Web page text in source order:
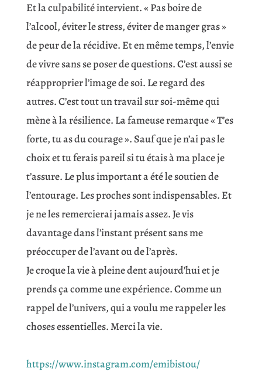
Et la culpabilité intervient. « Pas boire de
l’alcool, éviter le stress, éviter de manger gras »
de peur de la récidive. Et en même temps, l’envie
de vivre sans se poser de questions. C’est aussi se
réapproprier l’image de soi. Le regard des
autres. C’est tout un travail sur soi-même qui
mène à la résilience. La fameuse remarque « T’es
forte, tu as du courage ». Sauf que je n’ai pas le
choix et tu ferais pareil si tu étais à ma place je
t’assure. Le plus important a été le soutien de
l’entourage. Les proches sont indispensables. Et
je ne les remercierai jamais assez. Je vis
davantage dans l’instant présent sans me
préoccuper de l’avant ou de l’après.
Je croque la vie à pleine dent aujourd’hui et je
prends ça comme une expérience. Comme un
rappel de l’univers, qui a voulu me rappeler les
choses essentielles. Merci la vie.
https://www.instagram.com/emibistou/